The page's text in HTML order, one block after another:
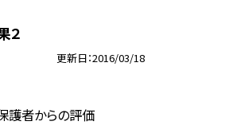
２
更新日 2016/03/18
護者からの評価